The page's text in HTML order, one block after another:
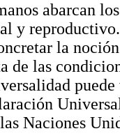
abarcan
y
la
de las
Naciones